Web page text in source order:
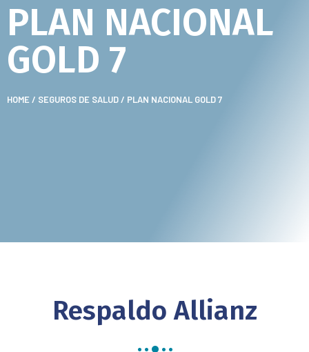
PLAN NACIONAL
GOLD 7
HOME / SEGUROS DE SALUD / PLAN NACIONAL GOLD 7
Respaldo Allianz